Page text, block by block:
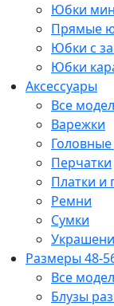
Юбки
Прямые
Юбки с
Юбки
Аксессуары
Все
Варежки
Перчатки
Платки и
Ремни
Сумки
Размеры 48-
Все
Блузы